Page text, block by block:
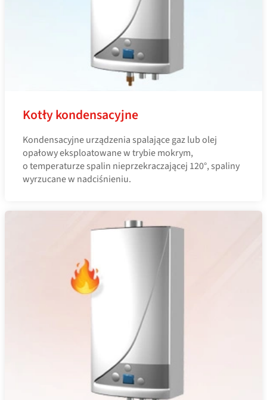
Kotły kondensacyjne
Kondensacyjne urządzenia spalające gaz lub olej
opałowy eksploatowane w trybie mokrym,
o temperaturze spalin nieprzekraczającej 120°, spaliny
wyrzucane w nadciśnieniu.